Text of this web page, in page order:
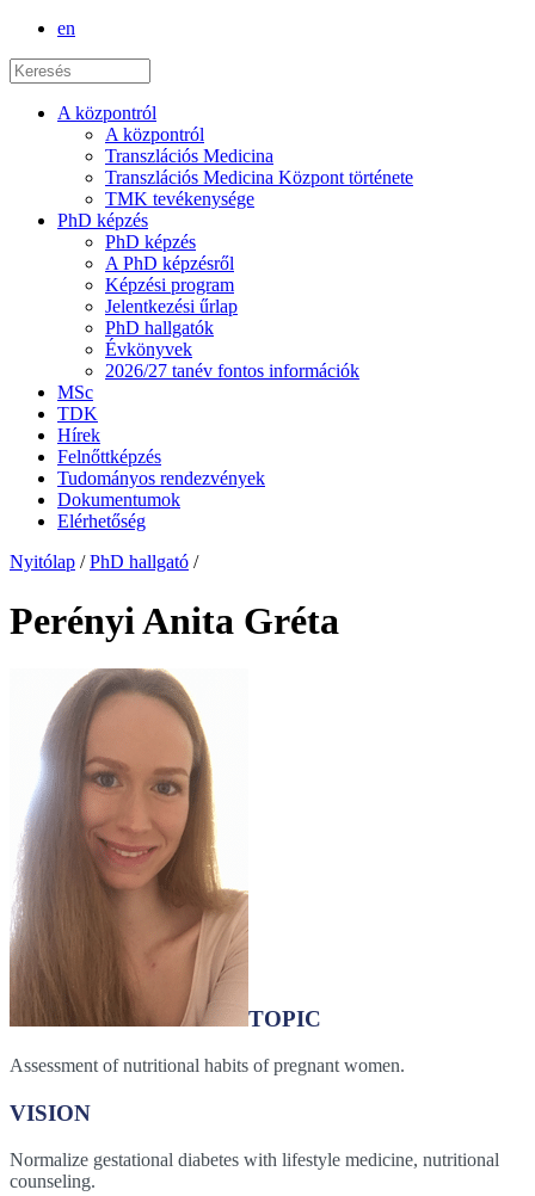
en
A központról
A központról
Transzlációs Medicina
Transzlációs Medicina Központ története
TMK tevékenysége
PhD képzés
PhD képzés
A PhD képzésről
Képzési program
Jelentkezési űrlap
PhD hallgatók
Évkönyvek
2026/27 tanév fontos információk
MSc
TDK
Hírek
Felnőttképzés
Tudományos rendezvények
Dokumentumok
Elérhetőség
Nyitólap / PhD hallgató /
Perényi Anita Gréta
TOPIC
Assessment of nutritional habits of pregnant women.
VISION
Normalize gestational diabetes with lifestyle medicine, nutritional
counseling.